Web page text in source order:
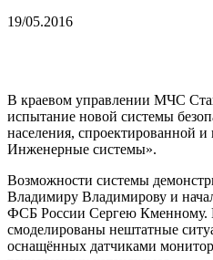
19/05.2016
В краевом управлении МЧС
испытание новой системы
населения,
Инженерные системы».
Возможности системы
Владимиру Владимирову и
ФСБ России Сергею Кменному.
смоделированы нештатные
оснащённых датчиками